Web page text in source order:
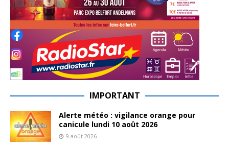
IMPORTANT
Alerte météo : vigilance orange pour
canicule lundi 10 août 2026
9 août 2026